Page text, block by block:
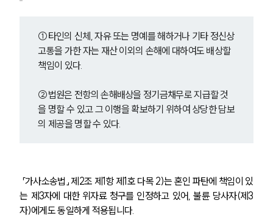
①타인의 신체, 자유 또는 명예를 해하거나 기타 정신상
고통을 가한 자는 재산 이외의 손해에 대하여도 배상할
책임이 있다.
②법원은 전항의 손해배상을 정기금채무로 지급할 것
을 명할 수 있고 그 이행을 확보하기 위하여 상당한 담보
의 제공을 명할 수 있다.
는 제3자에 대한 위자료 청구를 인정하고 있어, 불륜 당사자(제3
자)에게도 동일하게 적용됩니다.